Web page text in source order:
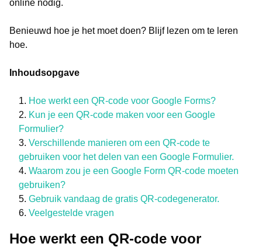
online nodig.
Benieuwd hoe je het moet doen? Blijf lezen om te leren
hoe.
Inhoudsopgave
Hoe werkt een QR-code voor Google Forms?
Kun je een QR-code maken voor een Google
Formulier?
Verschillende manieren om een QR-code te
gebruiken voor het delen van een Google Formulier.
Waarom zou je een Google Form QR-code moeten
gebruiken?
Gebruik vandaag de gratis QR-codegenerator.
Veelgestelde vragen
Hoe werkt een QR-code voor